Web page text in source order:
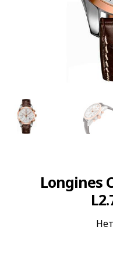
Longines